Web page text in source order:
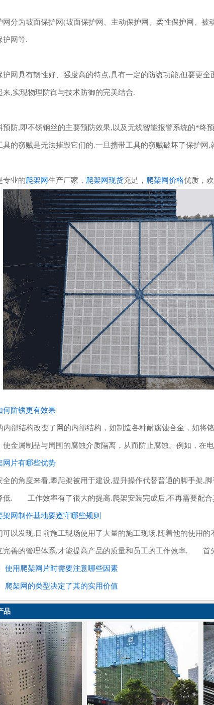
为坡面保护网(坡面保护网、主动保护网、柔性保护网、被
护网等.
具有韧性好、强度高的特点,具有一定的防盗功能,但要更全
来,实现物理防御与技术防御的完美结合.
,即不锈钢丝的主要预防效果,以及无线智能报警系统的*终
具的窃贼是无法摧毁它们的.一旦携带工具的窃贼破坏了保护网
专业的爬架网生产厂家， 爬架网现货充足， 爬架网价格优质，
何防锈更有效果
部结构改变了网的内部结构，如制造各种耐腐蚀合金，如将
使金属制品与周围的腐蚀介质隔离，从而防止腐蚀。例如，在电
网片有哪些优势
角度来看,攀爬架被用于建设,提升操作代替普通的脚手架,脚
低. 工作效率有了很大的提高.爬架安装完成后,不再需要配合
架网制作基地要遵守哪些规则
发现,目前施工现场使用了大量的施工现场.随着他的使用的
完善的管理体系,才能提高产品的质量和员工的工作效率. 首
使用爬架网片时需要注意哪些因素
爬架网的类型决定了其的实用价值
品